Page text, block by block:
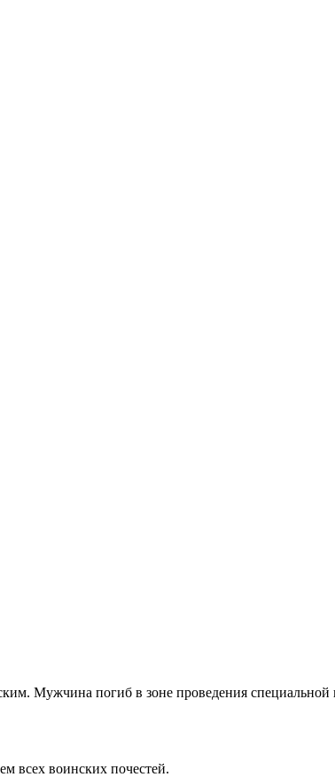
Мужчина погиб в зоне проведения специальной
всех воинских почестей.